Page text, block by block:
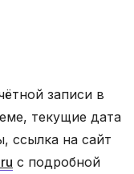
записи в
текущие дата
ссылка на сайт
с подробной